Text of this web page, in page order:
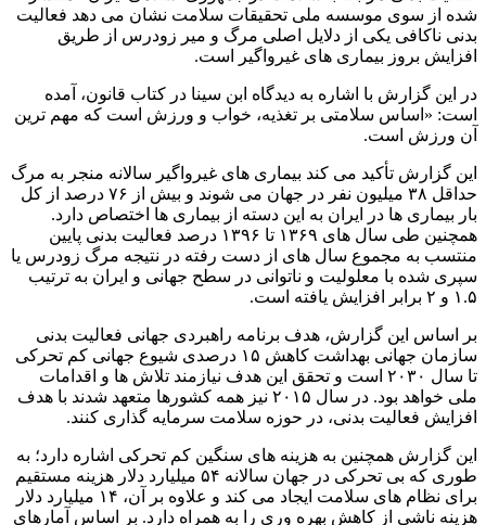
شده از سوی موسسه ملی تحقیقات سلامت نشان می دهد فعالیت
بدنی ناکافی یکی از دلایل اصلی مرگ و میر زودرس از طریق
افزایش بروز بیماری های غیرواگیر است.
در این گزارش با اشاره به دیدگاه ابن سینا در کتاب قانون، آمده
است: «اساس سلامتی بر تغذیه، خواب و ورزش است که مهم ترین
آن ورزش است.
این گزارش تأکید می کند بیماری های غیرواگیر سالانه منجر به مرگ
حداقل ۳۸ میلیون نفر در جهان می شوند و بیش از ۷۶ درصد از کل
بار بیماری ها در ایران به این دسته از بیماری ها اختصاص دارد.
همچنین طی سال های ۱۳۶۹ تا ۱۳۹۶ درصد فعالیت بدنی پایین
منتسب به مجموع سال های از دست رفته در نتیجه مرگ زودرس یا
سپری شده با معلولیت و ناتوانی در سطح جهانی و ایران به ترتیب
۱.۵ و ۲ برابر افزایش یافته است.
بر اساس این گزارش، هدف برنامه راهبردی جهانی فعالیت بدنی
سازمان جهانی بهداشت کاهش ۱۵ درصدی شیوع جهانی کم تحرکی
تا سال ۲۰۳۰ است و تحقق این هدف نیازمند تلاش ها و اقدامات
ملی خواهد بود. در سال ۲۰۱۵ نیز همه کشورها متعهد شدند با هدف
افزایش فعالیت بدنی، در حوزه سلامت سرمایه گذاری کنند.
این گزارش همچنین به هزینه های سنگین کم تحرکی اشاره دارد؛ به
طوری که بی تحرکی در جهان سالانه ۵۴ میلیارد دلار هزینه مستقیم
برای نظام های سلامت ایجاد می کند و علاوه بر آن، ۱۴ میلیارد دلار
هزینه ناشی از کاهش بهره وری را به همراه دارد. بر اساس آمارهای